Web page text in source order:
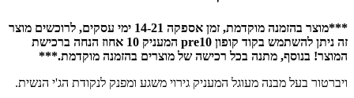
***מוצר בהזמנה מוקדמת, זמן אספקה 14-21 ימי עסקים, לרוכשים מוצר
זה ניתן להשתמש בקוד קופון pre10 המעניק 10 אחוז הנחה ברכישת
המוצר! בנוסף, מתנה בכל רכישה של מוצרים בהזמנה מוקדמת.***
ויברטור בעל מבנה מעוגל המעניק גירוי משגע ומפנק לנקודת הג'י הנשית.